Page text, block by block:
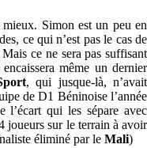
mieux. Simon est un peu en
ce qui n’est pas le cas de
ce ne sera pas suffisant
même un dernier
, qui jusque-là, n’avait
de D1 Béninoise l’année
l’écart qui les sépare avec
joueurs sur le terrain à avoir
éliminé par le Mali)